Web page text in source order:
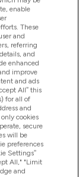
enable
These
and
referring
and
enhanced
improve
and ads
All” this
for all of
and
cookies
secure
will be
preferences
Settings”
All," "Limit
and